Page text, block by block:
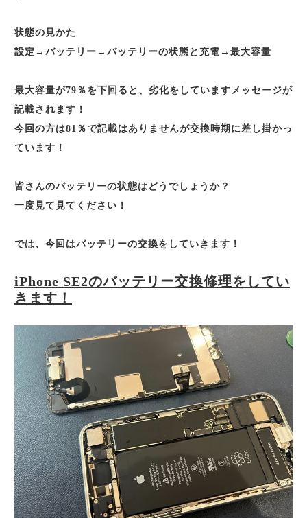
状態の見かた
設定→バッテリー→バッテリーの状態と充電→最大容量
最大容量が79％を下回ると、劣化をしていますメッセージが
記載されます！
今回の方は81％で記載はありませんが交換時期に差し掛かっ
ています！
皆さんのバッテリーの状態はどうでしょうか？
一度見て見てください！
では、今回はバッテリーの交換をしていきます！
iPhone SE2のバッテリー交換修理をしてい
きます！